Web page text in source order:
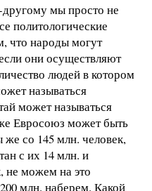
мы просто не
политологические
что народы могут
они осуществляют
людей в котором
называться
может называться
Евросоюз может быть
со 145 млн. человек,
с их 14 млн. и
не можем на это
млн. наберем. Какой